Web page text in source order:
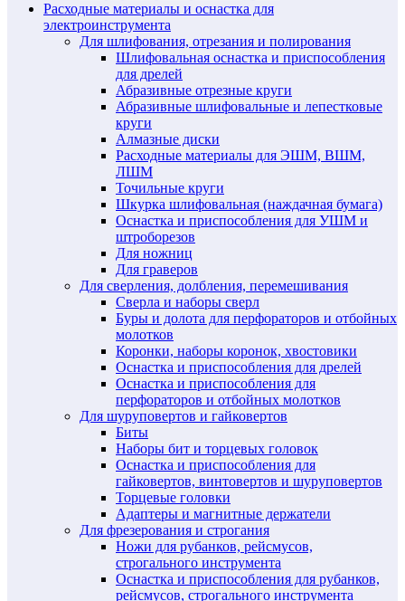
Расходные материалы и оснастка для
электроинструмента
Для шлифования, отрезания и полирования
Шлифовальная оснастка и приспособления
для дрелей
Абразивные отрезные круги
Абразивные шлифовальные и лепестковые
круги
Алмазные диски
Расходные материалы для ЭШМ, ВШМ,
ЛШМ
Точильные круги
Шкурка шлифовальная (наждачная бумага)
Оснастка и приспособления для УШМ и
штроборезов
Для ножниц
Для граверов
Для сверления, долбления, перемешивания
Сверла и наборы сверл
Буры и долота для перфораторов и отбойных
молотков
Коронки, наборы коронок, хвостовики
Оснастка и приспособления для дрелей
Оснастка и приспособления для
перфораторов и отбойных молотков
Для шуруповертов и гайковертов
Биты
Наборы бит и торцевых головок
Оснастка и приспособления для
гайковертов, винтовертов и шуруповертов
Торцевые головки
Адаптеры и магнитные держатели
Для фрезерования и строгания
Ножи для рубанков, рейсмусов,
строгального инструмента
Оснастка и приспособления для рубанков,
рейсмусов, строгального инструмента